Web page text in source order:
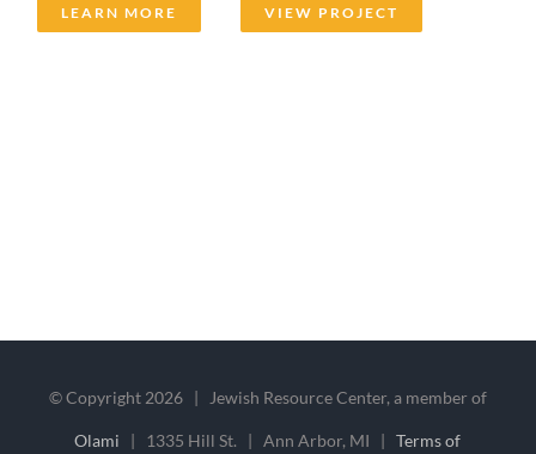
LEARN MORE VIEW PROJECT
© Copyright 2026 | Jewish Resource Center, a member of
Olami | 1335 Hill St. | Ann Arbor, MI |Terms of